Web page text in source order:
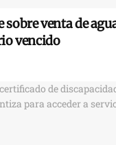
venta de
vencido